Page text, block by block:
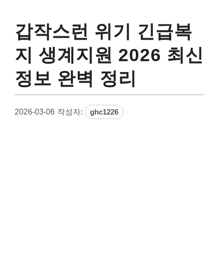
갑작스런 위기 긴급복
지 생계지원 2026 최신
정보 완벽 정리
2026-03-06 작성자: ghc1226